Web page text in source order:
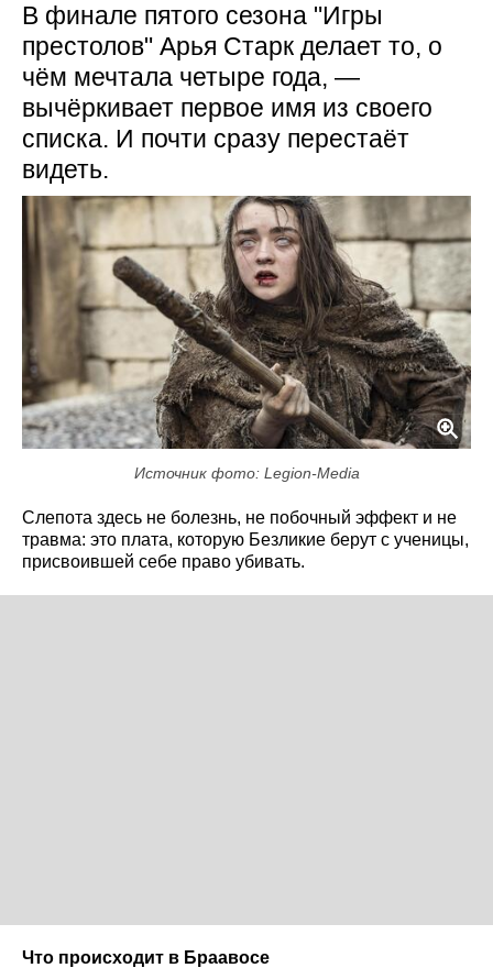
В финале пятого сезона "Игры
престолов" Арья Старк делает то, о
чём мечтала четыре года, —
вычёркивает первое имя из своего
списка. И почти сразу перестаёт
видеть.
Источник фото: Legion-Media
Слепота здесь не болезнь, не побочный эффект и не
травма: это плата, которую Безликие берут с ученицы,
присвоившей себе право убивать.
Что происходит в Браавосе